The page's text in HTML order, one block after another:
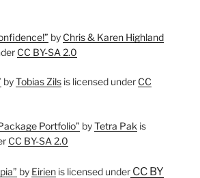
by Chris & Karen Highland
CC BY-SA 2.0
byTobias Zils is licensed under CC
Portfolio” byTetra Pak is
CC BY-SA 2.0
by Eirien is licensed under CC BY